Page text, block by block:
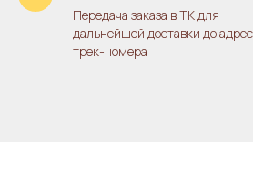
Передача заказа в ТК для
дальнейшей доставки до
трек-номера